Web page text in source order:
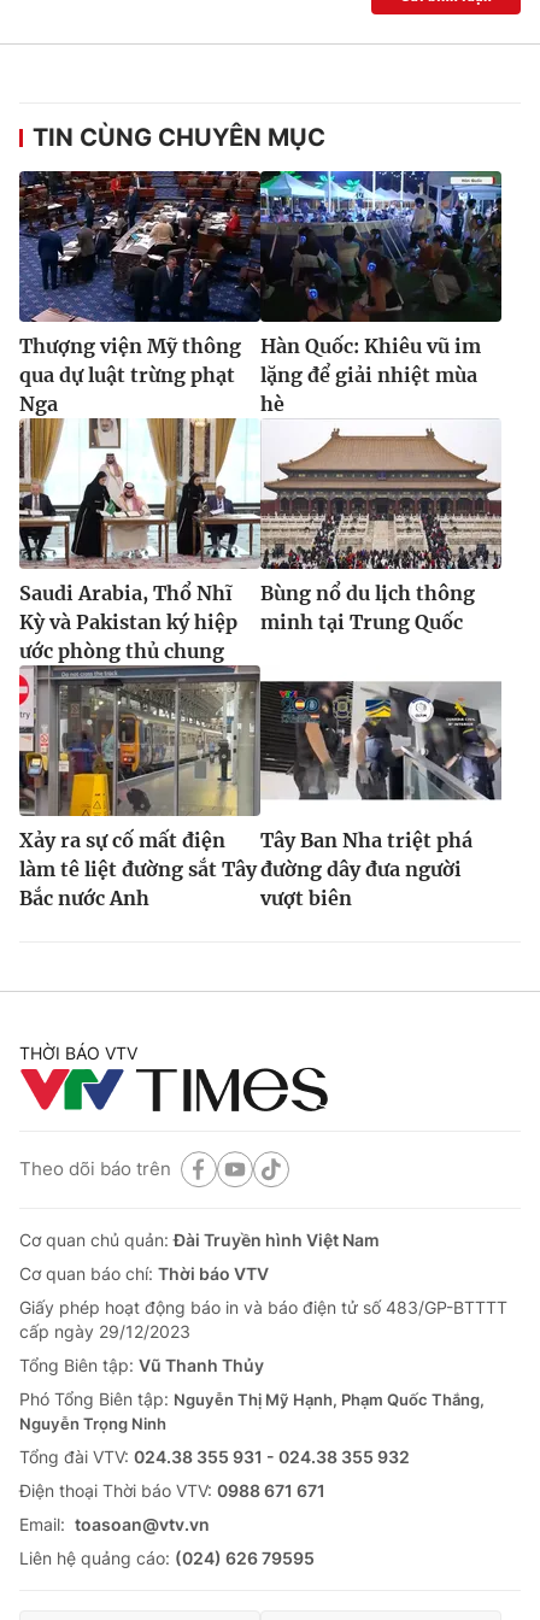
TIN CÙNG CHUYÊN MỤC
Thượng viện Mỹ thông
qua dự luật trừng phạt
Nga
Hàn Quốc: Khiêu vũ im
lặng để giải nhiệt mùa
hè
Saudi Arabia, Thổ Nhĩ
Kỳ và Pakistan ký hiệp
ước phòng thủ chung
Bùng nổ du lịch thông
minh tại Trung Quốc
Xảy ra sự cố mất điện
làm tê liệt đường sắt Tây
Bắc nước Anh
Tây Ban Nha triệt phá
đường dây đưa người
vượt biên
THỜI BÁO VTV
Theo dõi báo trên
Cơ quan chủ quản:Đài Truyền hình Việt Nam
Cơ quan báo chí: Thời báo VTV
Giấy phép hoạt động báo in và báo điện tử số 483/GP-BTTTT
cấp ngày 29/12/2023
Tổng Biên tập: Vũ Thanh Thủy
Phó Tổng Biên tập: Nguyễn Thị Mỹ Hạnh, Phạm Quốc Thắng,
Nguyễn Trọng Ninh
Tổng đài VTV: 024.38 355 931 - 024.38 355 932
Ðiện thoại Thời báo VTV: 0988 671 671
Email: toasoan@vtv.vn
Liên hệ quảng cáo: (024) 626 79595